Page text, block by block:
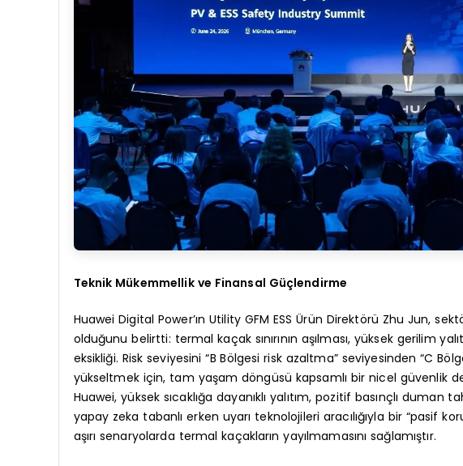
Teknik Mükemmellik ve Finansal Güçlendirme
Huawei Digital Power’ın Utility GFM ESS Ürün Direktörü Zhu Jun,
olduğunu belirtti: termal kaçak sınırının aşılması, yüksek gerilim
eksikliği. Risk seviyesini “B Bölgesi risk azaltma” seviyesinden “C
yükseltmek için, tam yaşam döngüsü kapsamlı bir nicel güvenlik
Huawei, yüksek sıcaklığa dayanıklı yalıtım, pozitif basınçlı
yapay zeka tabanlı erken uyarı teknolojileri aracılığıyla bir “pasif
aşırı senaryolarda termal kaçakların yayılmamasını sağlamıştır.